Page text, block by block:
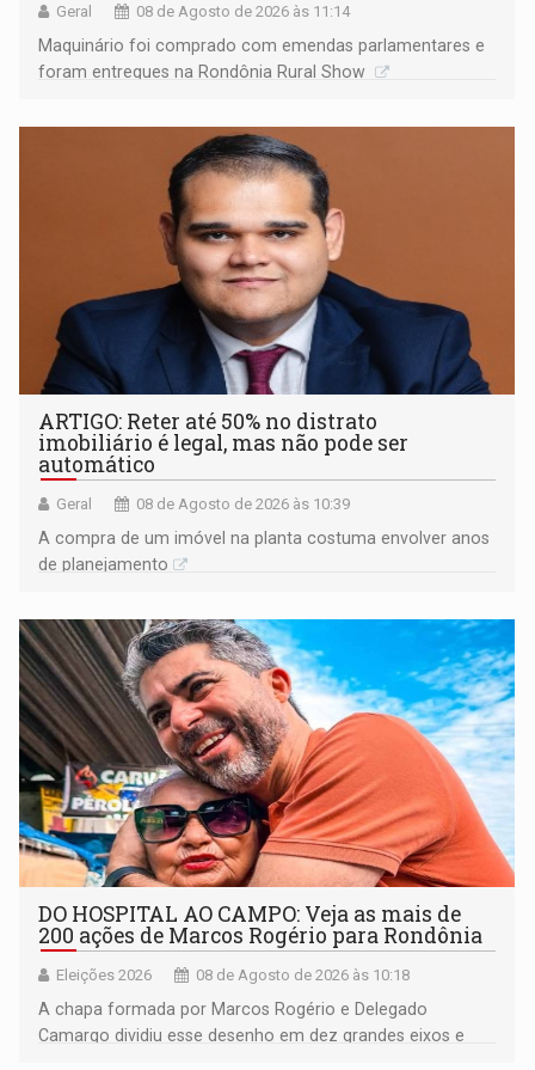
Geral 08 de Agosto de 2026 às 11:14
Maquinário foi comprado com emendas parlamentares e
foram entregues na Rondônia Rural Show
ARTIGO: Reter até 50% no distrato
imobiliário é legal, mas não pode ser
automático
Geral 08 de Agosto de 2026 às 10:39
A compra de um imóvel na planta costuma envolver anos
de planejamento
DO HOSPITAL AO CAMPO: Veja as mais de
200 ações de Marcos Rogério para Rondônia
Eleições 2026 08 de Agosto de 2026 às 10:18
A chapa formada por Marcos Rogério e Delegado
Camargo dividiu esse desenho em dez grandes eixos e